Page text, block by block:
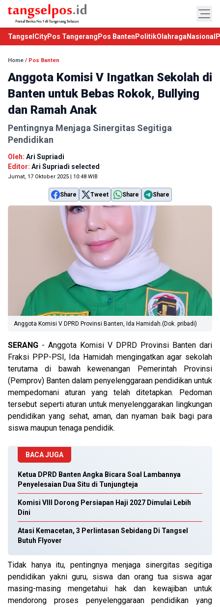
TangselCityPos Tangerang Pos Banten PolitikOlahraga Nasional
Home / Pos Banten
Anggota Komisi V Ingatkan Sekolah di
Banten untuk Bebas Rokok, Bullying
dan Ramah Anak
Pentingnya Menjaga Sinergitas Segitiga
Pendidikan
Oleh: Ari Supriadi
Editor: Ari Supriadi selected
Jumat, 17 Oktober 2025 | 10:48 WIB
Share Tweet Share Share
Anggota Komisi V DPRD Provinsi Banten, Ida Hamidah.(Dok. pribadi)
SERANG - Anggota Komisi V DPRD Provinsi Banten dari
Fraksi PPP-PSI, Ida Hamidah mengingatkan agar sekolah
terutama di bawah kewenangan Pemerintah Provinsi
(Pemprov) Banten dalam penyelenggaraan pendidikan untuk
mempedomani aturan yang telah ditetapkan. Pedoman
tersebut seperti aturan untuk menyelenggarakan lingkungan
pendidikan yang sehat, aman, dan nyaman baik bagi para
siswa maupun tenaga pendidik.
BACA JUGA
Ketua DPRD Banten Angka Bicara Soal Lambannya
Penyelesaian Dua Situ di Tunjungteja
Komisi VIII Dorong Persiapan Haji 2027 Dimulai Lebih
Dini
Atasi Kemacetan, 3 Perlintasan Sebidang Di Tangsel
Butuh Flyover
Tidak hanya itu, pentingnya menjaga sinergitas segitiga
pendidikan yakni guru, siswa dan orang tua siswa agar
masing-masing mengetahui hak dan kewajiban untuk
mendorong proses penyelenggaraan pendidikan yang